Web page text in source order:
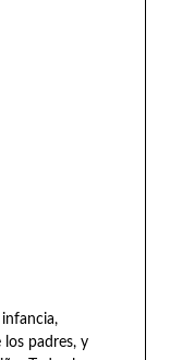
padres, y